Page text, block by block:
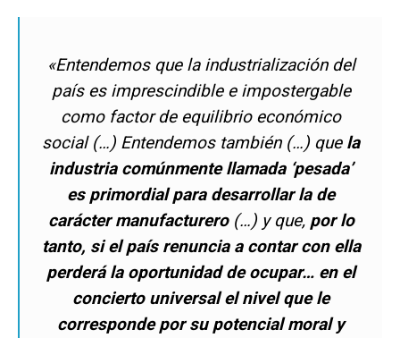
«Entendemos que la industrialización del
país es imprescindible e impostergable
como factor de equilibrio económico
social (…) Entendemos también (…) que la
industria comúnmente llamada ‘pesada’
es primordial para desarrollar la de
carácter manufacturero(…) y que, por lo
tanto, si el país renuncia a contar con ella
perderá la oportunidad de ocupar… en el
concierto universal el nivel que le
corresponde por su potencial moral y